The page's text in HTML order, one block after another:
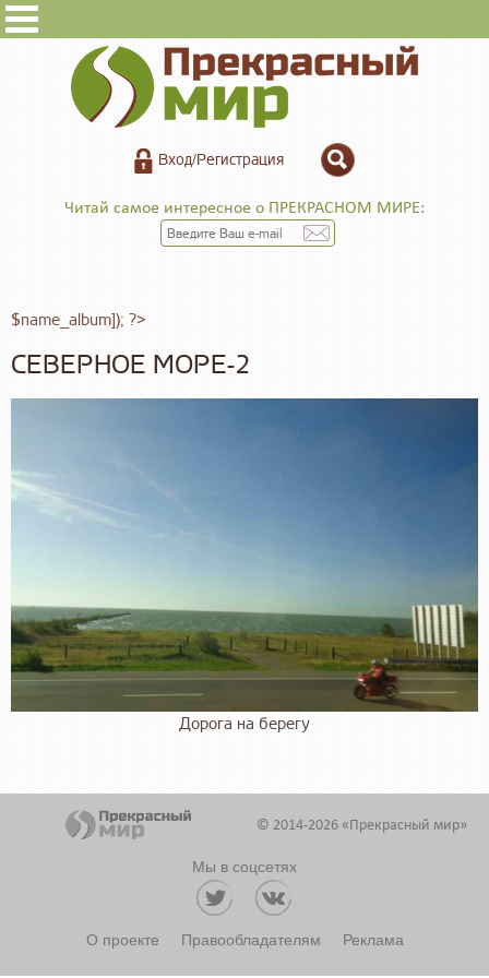
Вход/Регистрация
Читай самое интересное о ПРЕКРАСНОМ МИРЕ:
$name_album]); ?>
СЕВЕРНОЕ МОРЕ-2
Дорога на берегу
© 2014-2026 «Прекрасный мир»
Мы в соцсетях
О проекте Правообладателям Реклама